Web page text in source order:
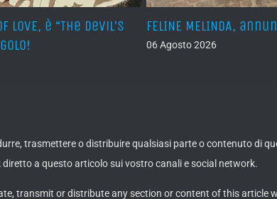
LOVE, è “The Devil’s
FELINE MELINDA,
06 Agosto 2026
trasmettere o distribuire qualsiasi parte o contenuto di
a questo articolo sui vostro canali e social network.
transmit or distribute any section or content of this article